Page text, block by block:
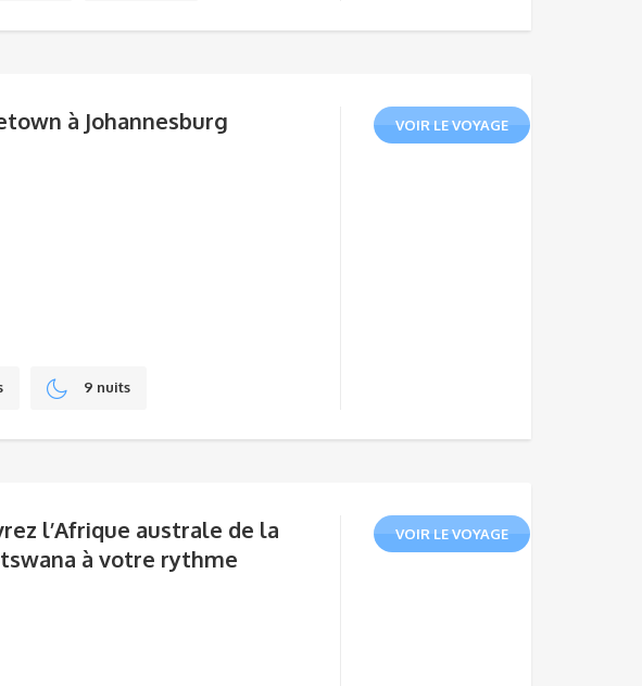
à Johannesburg VOIR LE VOYAGE
9 nuits
l’Afrique australe de la
à votre rythme
VOIR LE VOYAGE